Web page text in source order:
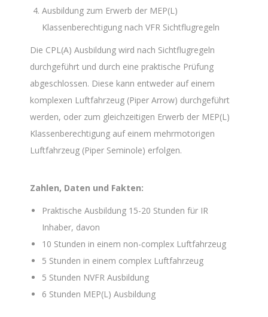
Ausbildung zum Erwerb der MEP(L)
Klassenberechtigung nach VFR Sichtflugregeln
Die CPL(A) Ausbildung wird nach Sichtflugregeln
durchgeführt und durch eine praktische Prüfung
abgeschlossen. Diese kann entweder auf einem
komplexen Luftfahrzeug (Piper Arrow) durchgeführt
werden, oder zum gleichzeitigen Erwerb der MEP(L)
Klassenberechtigung auf einem mehrmotorigen
Luftfahrzeug (Piper Seminole) erfolgen.
Zahlen, Daten und Fakten:
Praktische Ausbildung 15-20 Stunden für IR
Inhaber, davon
10 Stunden in einem non-complex Luftfahrzeug
5 Stunden in einem complex Luftfahrzeug
5 Stunden NVFR Ausbildung
6 Stunden MEP(L) Ausbildung